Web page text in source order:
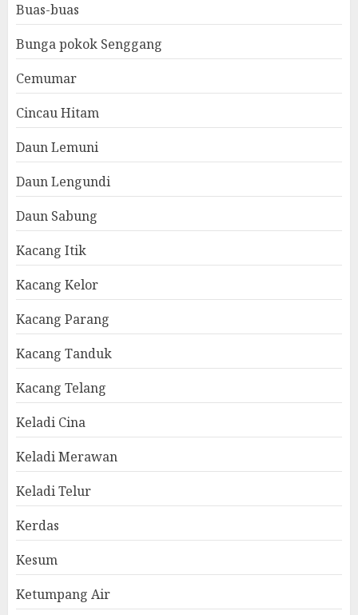
Buas-buas
Bunga pokok Senggang
Cemumar
Cincau Hitam
Daun Lemuni
Daun Lengundi
Daun Sabung
Kacang Itik
Kacang Kelor
Kacang Parang
Kacang Tanduk
Kacang Telang
Keladi Cina
Keladi Merawan
Keladi Telur
Kerdas
Kesum
Ketumpang Air